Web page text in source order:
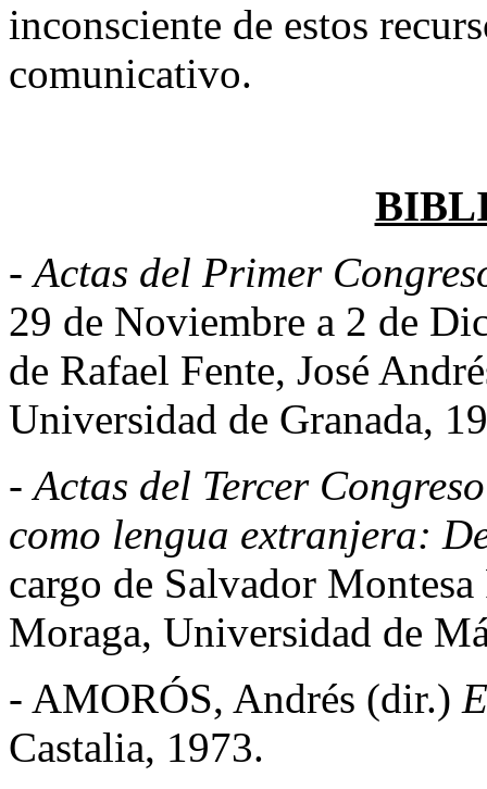
inconsciente de estos
comunicativo.
-Actas del Primer
29 de Noviembre a 2 de
de Rafael Fente, José
Universidad de Granada,
-Actas del Tercer
como lengua extranjera:
cargo de Salvador
Moraga, Universidad de
- AMORÓS, Andrés (dir.)
Castalia, 1973.